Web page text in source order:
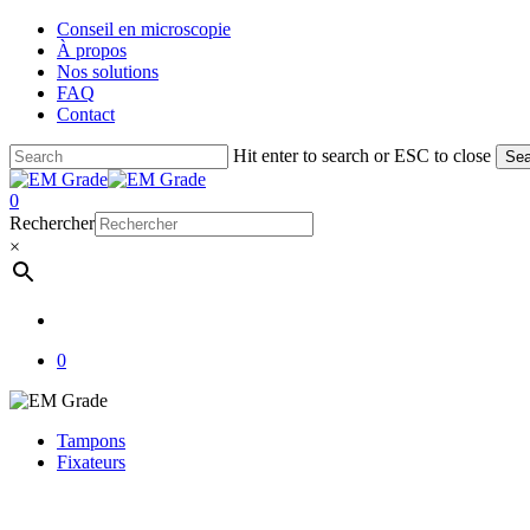
Skip
main
content
Conseil en microscopie
À propos
Nos solutions
FAQ
Contact
Hit enter to search or ESC to close
Close
Search
account
0
Menu
Rechercher
×
0
Tampons
Fixateurs